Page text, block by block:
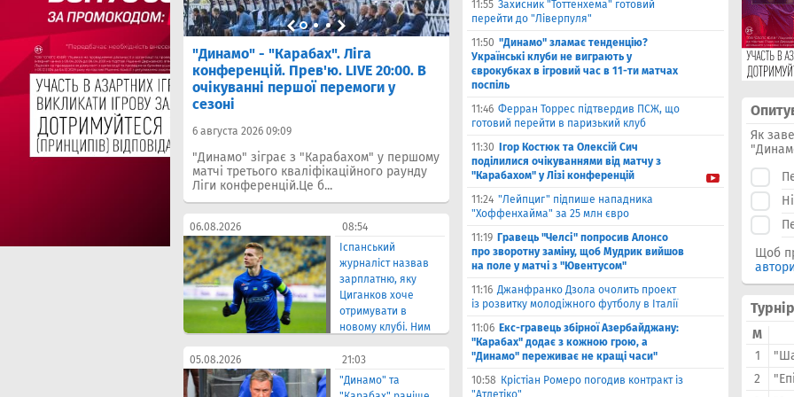
на запитання про
"Динамо" вилетіти з
"Динамо" Ігор Костюк
УПЛ важливі для ігрової
"Динамо" - "Карабах". Ліга
конференцій. Прев'ю. LIVE 20:00. В
очікуванні першої перемоги у
сезоні
6 августа 2026 09:09
"Динамо" зіграє з "Карабахом" у першому
матчі третього кваліфікаційного раунду
Ліги конференцій.Це б...
Є одне повернення. Костюк
розповів про кадрову ситуацію в
"Динамо"
5 августа 2026 21:30
Головний тренер "Динамо" Ігор Костюк
стверджує, що захисник Олександр
Тимчик вже повернувся до коман...
Костюк
те, чи не
5 августа
Головний
заявив, що
практики,
06.08.2026
08:54
Іспанський
журналіст назвав
зарплатню, яку
Циганков хоче
отримувати в
новому клубі. Ним
представники Ла
Ліги
05.08.2026
21:03
"Динамо" та
11:55 Захисник "Тоттенхема" готовий
перейти до "Ліверпуля"
11:50 "Динамо" зламає тенденцію?
Українські клуби не виграють у
єврокубках в ігровий час в 11-ти матчах
поспіль
11:46 Ферран Торрес підтвердив ПСЖ, що
готовий перейти в паризький клуб
11:30
Ігор Костюк та Олексій Сич
поділилися очікуваннями від матчу з
"Карабахом" у Лізі конференцій
11:24 "Лейпциг" підпише нападника
"Хоффенхайма" за 25 млн євро
11:19 Гравець "Челсі" попросив Алонсо
про зворотну заміну, щоб Мудрик вийшов
на поле у ​​матчі з "Ювентусом"
11:16 Джанфранко Дзола очолить проект
із розвитку молодіжного футболу в Італії
11:06 Екс-гравець збірної Азербайджану:
"Карабах" додає з кожною грою, а
"Динамо" переживає не кращі часи"
10:58 Крістіан Ромеро погодив контракт із
"Атлетіко"
Як
Щоб
М
1
2